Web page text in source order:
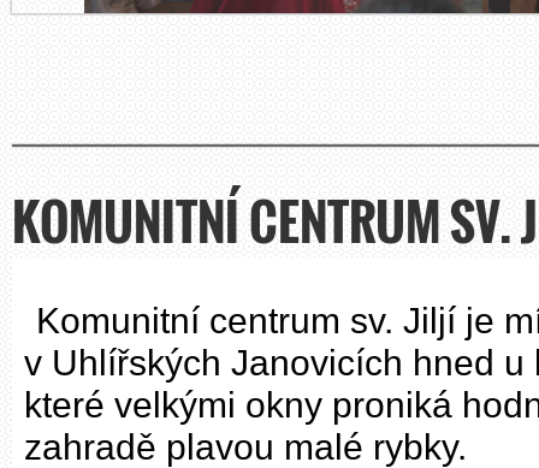
KOMUNITNÍ CENTRUM SV.
Komunitní centrum sv. Jiljí je
v Uhlířských Janovicích hned
které velkými okny proniká
zahradě plavou malé rybky.